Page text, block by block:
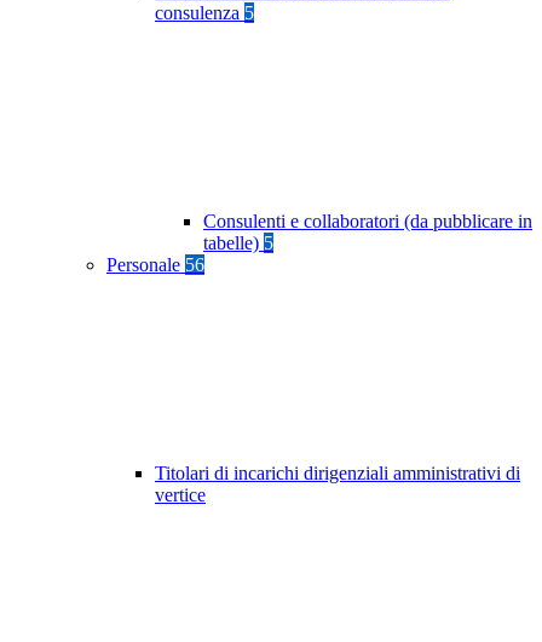
consulenza 5
Consulenti e collaboratori (da pubblicare in
tabelle) 5
Personale 56
Titolari di incarichi dirigenziali amministrativi di
vertice